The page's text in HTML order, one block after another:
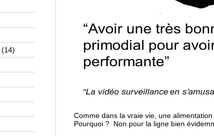
(14)
Comme dans la vraie vie, une
Pourquoi ? Non pour la ligne bien